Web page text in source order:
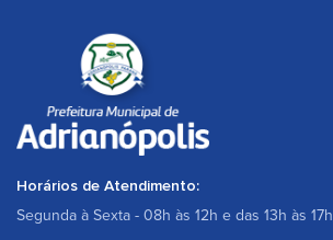
Horários de Atendimento:
Segunda à Sexta - 08h às 12h e das 13h às 17h